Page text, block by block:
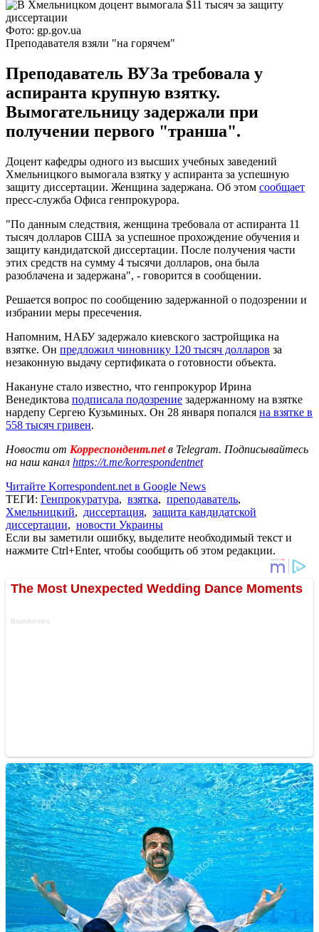
Фото: gp.gov.ua
Преподавателя взяли "на горячем"
Преподаватель ВУЗа требовала у
аспиранта крупную взятку.
Вымогательницу задержали при
получении первого "транша".
Доцент кафедры одного из высших учебных заведений
Хмельницкого вымогала взятку у аспиранта за успешную
защиту диссертации. Женщина задержана. Об этом сообщает
пресс-служба Офиса генпрокурора.
"По данным следствия, женщина требовала от аспиранта 11
тысяч долларов США за успешное прохождение обучения и
защиту кандидатской диссертации. После получения части
этих средств на сумму 4 тысячи долларов, она была
разоблачена и задержана", - говорится в сообщении.
Решается вопрос по сообщению задержанной о подозрении и
избрании меры пресечения.
Напомним, НАБУ задержало киевского застройщика на
взятке. Он предложил чиновнику 120 тысяч долларов за
незаконную выдачу сертификата о готовности объекта.
Накануне стало известно, что генпрокурор Ирина
Венедиктова подписала подозрение задержанному на взятке
нардепу Сергею Кузьминых. Он 28 января попался на взятке в
558 тысяч гривен.
Новости от Корреспондент.netв Telegram. Подписывайтесь
на наш канал https://t.me/korrespondentnet
Читайте Korrespondent.net в Google News
ТЕГИ: Генпрокуратура, взятка, преподаватель,
Хмельницкий, диссертация, защита кандидатской
диссертации, новости Украины
Если вы заметили ошибку, выделите необходимый текст и
нажмите Ctrl+Enter, чтобы сообщить об этом редакции.